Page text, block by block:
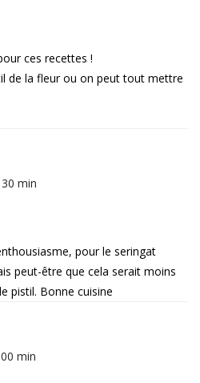
ces recettes !
de la fleur ou on peut tout mettre
min
pour le seringat
peut-être que cela serait moins
pistil. Bonne cuisine
min